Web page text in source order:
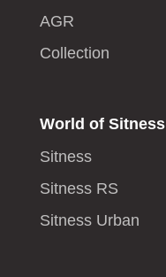
AGR
Collection
World of Sitness
Sitness
Sitness RS
Sitness Urban